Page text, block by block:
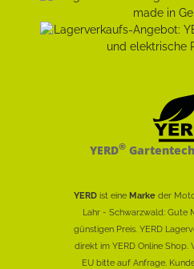
YERD®
YERD ist eine Marke der
Lahr - Schwarzwald: Gute
günstigen Preis. YERD
direkt im YERD Online Shop.
EU bitte auf Anfrage.